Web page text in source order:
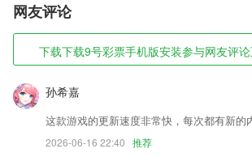
的恐怖敌人应用上阵。喜欢这类游戏的小伙伴赶快
下载9号彩票手机版安装软件特色
1,真实车主、实名注册，零风险拓展人脉圈，与虚
拜！
2,界面采用极简风格设计，操作简单快捷
3,特征、心情、肖像、天气、地点、时间、食物等
网友评论
下载下载9号彩票手机版安装参与网友评
孙希嘉
这款游戏的更新速度非常快，每次都有新的
2026-06-16 22:40 推荐